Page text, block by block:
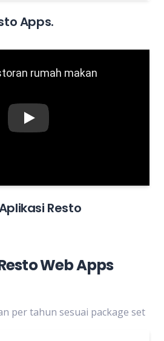
Apps.
Play
Resto
Web Apps
per tahun sesuai package set